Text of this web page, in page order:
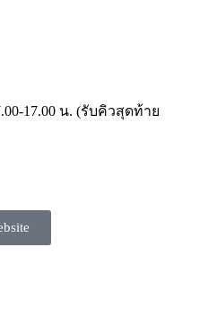
17.00 น. (รับคิวสุดท้าย